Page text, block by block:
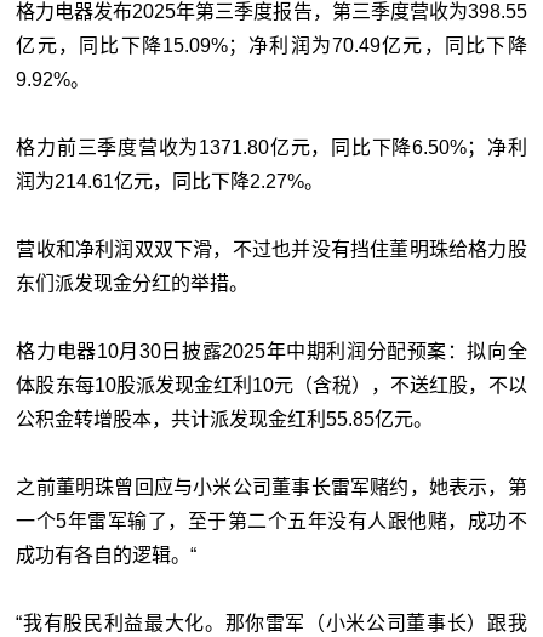
格力电器发布2025年第三季度报告，第三季度营收为398.55
亿元，同比下降15.09%；净利润为70.49亿元，同比下降
9.92%。
格力前三季度营收为1371.80亿元，同比下降6.50%；净利
润为214.61亿元，同比下降2.27%。
营收和净利润双双下滑，不过也并没有挡住董明珠给格力股
东们派发现金分红的举措。
格力电器10月30日披露2025年中期利润分配预案：拟向全
体股东每10股派发现金红利10元（含税），不送红股，不以
公积金转增股本，共计派发现金红利55.85亿元。
之前董明珠曾回应与小米公司董事长雷军赌约，她表示，第
一个5年雷军输了，至于第二个五年没有人跟他赌，成功不
成功有各自的逻辑。“
“我有股民利益最大化。那你雷军（小米公司董事长）跟我